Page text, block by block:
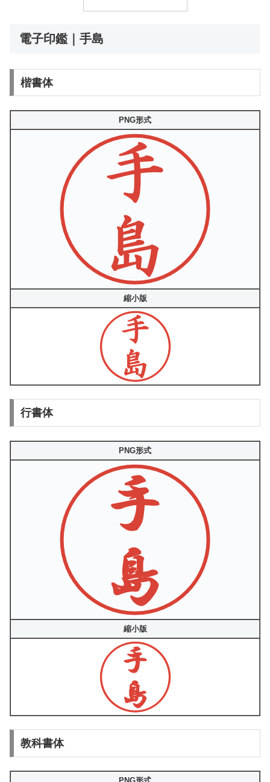
電子印鑑｜手島
楷書体
PNG形式
縮小版
行書体
PNG形式
縮小版
教科書体